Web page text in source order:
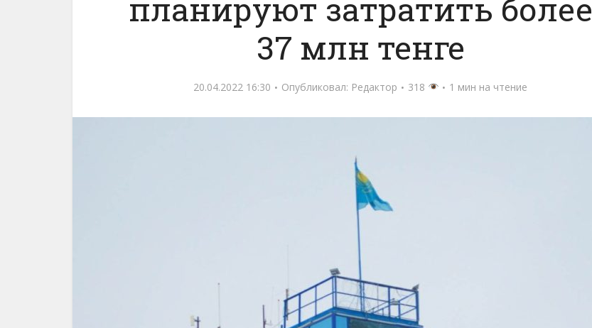
планируют затратить более
37 млн тенге
20.04.2022 16:30 Опубликовал: Редактор 318 1 мин на чтение